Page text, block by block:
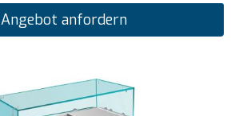
Angebot anfordern